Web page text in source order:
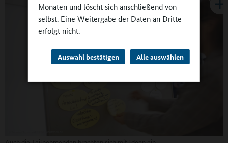
Monaten und löscht sich anschließend von
selbst. Eine Weitergabe der Daten an Dritte
erfolgt nicht.
Auswahl bestätigen Alle auswählen